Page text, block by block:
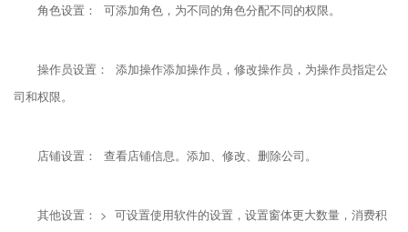
角色设置： 可添加角色，为不同的角色分配不同的权限。
操作员设置： 添加操作添加操作员，修改操作员，为操作员指定公
司和权限。
店铺设置： 查看店铺信息。添加、修改、删除公司。
其他设置： > 可设置使用软件的设置，设置窗体更大数量，消费积